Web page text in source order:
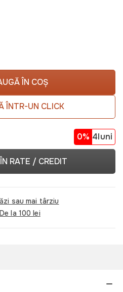
ÎN COȘ
ÎNTR-UN CLICK
0% 4luni
RATE / CREDIT
sau mai târziu
De la 100 lei